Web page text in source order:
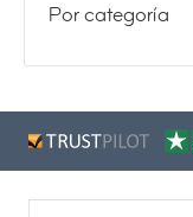
Por categoría